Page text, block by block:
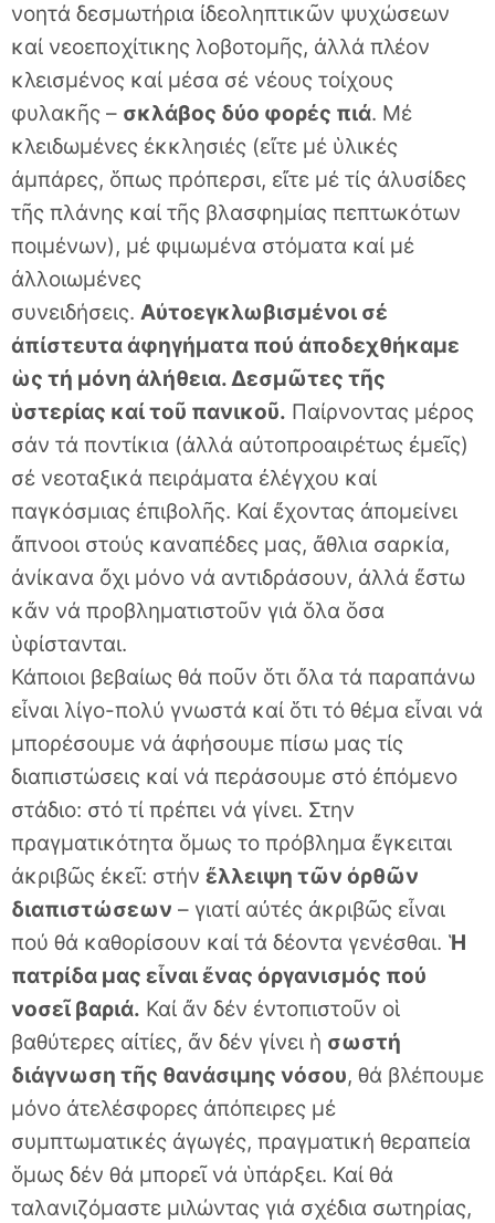
νοητά δεσμωτήρια ἰδεοληπτικῶν ψυχώσεων
καί νεοεποχίτικης λοβοτομῆς, ἀλλά πλέον
κλεισμένος καί μέσα σέ νέους τοίχους
φυλακῆς – σκλάβος δύο φορές πιά. Μέ
κλειδωμένες ἐκκλησιές (εἴτε μέ ὑλικές
ἀμπάρες, ὅπως πρόπερσι, εἴτε μέ τίς ἀλυσίδες
τῆς πλάνης καί τῆς βλασφημίας πεπτωκότων
ποιμένων), μέ φιμωμένα στόματα καί μέ
ἀλλοιωμένες
συνειδήσεις. Αὐτοεγκλωβισμένοι σέ
ἀπίστευτα ἀφηγήματα πού ἀποδεχθήκαμε
ὡς τή μόνη ἀλήθεια. Δεσμῶτες τῆς
ὑστερίας καί τοῦ πανικοῦ. Παίρνοντας μέρος
σάν τά ποντίκια (ἀλλά αὐτοπροαιρέτως ἐμεῖς)
σέ νεοταξικά πειράματα ἐλέγχου καί
παγκόσμιας ἐπιβολῆς. Καί ἔχοντας ἀπομείνει
ἄπνοοι στούς καναπέδες μας, ἄθλια σαρκία,
ἀνίκανα ὄχι μόνο νά αντιδράσουν, ἀλλά ἔστω
κἄν νά προβληματιστοῦν γιά ὅλα ὅσα
ὑφίστανται.
Κάποιοι βεβαίως θά ποῦν ὅτι ὄλα τά παραπάνω
εἶναι λίγο-πολύ γνωστά καί ὅτι τό θέμα εἶναι νά
μπορέσουμε νά ἀφήσουμε πίσω μας τίς
διαπιστώσεις καί νά περάσουμε στό ἐπόμενο
στάδιο: στό τί πρέπει νά γίνει. Στην
πραγματικότητα ὅμως το πρόβλημα ἔγκειται
ἀκριβῶς ἐκεῖ: στήν ἔλλειψη τῶν ὀρθῶν
διαπιστώσεων – γιατί αὐτές ἀκριβῶς εἶναι
πού θά καθορίσουν καί τά δέοντα γενέσθαι. Ἡ
πατρίδα μας εἶναι ἔνας ὀργανισμός πού
νοσεῖ βαριά. Καί ἄν δέν ἐντοπιστοῦν οἱ
βαθύτερες αἰτίες, ἄν δέν γίνει ἡ σωστή
διάγνωση τῆς θανάσιμης νόσου, θά βλέπουμε
μόνο ἀτελέσφορες ἀπόπειρες μέ
συμπτωματικές ἀγωγές, πραγματική θεραπεία
ὅμως δέν θά μπορεῖ νά ὑπάρξει. Καί θά
ταλανιζόμαστε μιλώντας γιά σχέδια σωτηρίας,